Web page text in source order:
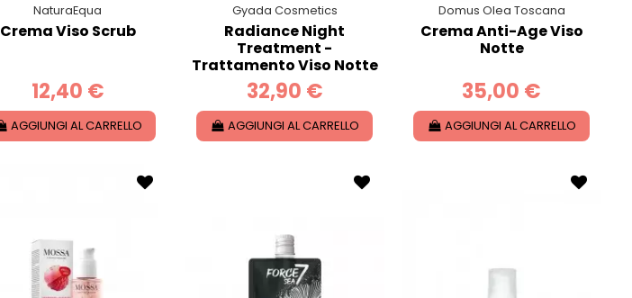
NaturaEqua
Crema Viso Scrub
12,40 €
AGGIUNGI AL CARRELLO
Gyada Cosmetics
Radiance Night
Treatment -
Trattamento Viso Notte
32,90 €
AGGIUNGI AL CARRELLO
Domus Olea Toscana
Crema Anti-Age Viso
Notte
35,00 €
AGGIUNGI AL CARRELLO